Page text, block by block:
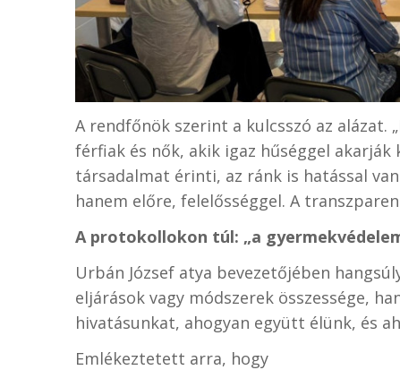
A rendfőnök szerint a kulcsszó az alázat.
férfiak és nők, akik igaz hűséggel
társadalmat érinti, az ránk is hatással
hanem előre, felelősséggel. A
A protokollokon túl: „a
Urbán József atya bevezetőjében
eljárások vagy módszerek összessége,
hivatásunkat, ahogyan együtt élünk, és
Emlékeztetett arra, hogy